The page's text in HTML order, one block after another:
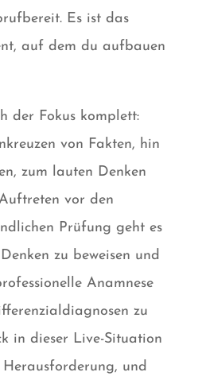
Es ist das
auf dem du aufbauen
der Fokus komplett:
von Fakten, hin
zum lauten Denken
vor den
Prüfung geht es
zu beweisen und
Anamnese
zu
in dieser Live-Situation
und